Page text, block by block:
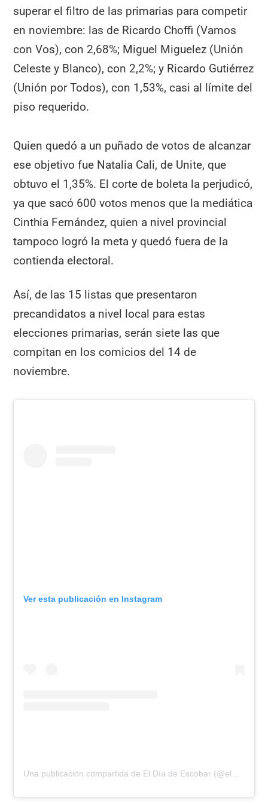
superar el filtro de las primarias para competir
en noviembre: las de Ricardo Choffi (Vamos
con Vos), con 2,68%; Miguel Miguelez (Unión
Celeste y Blanco), con 2,2%; y Ricardo Gutiérrez
(Unión por Todos), con 1,53%, casi al límite del
piso requerido.
Quien quedó a un puñado de votos de alcanzar
ese objetivo fue Natalia Cali, de Unite, que
obtuvo el 1,35%. El corte de boleta la perjudicó,
ya que sacó 600 votos menos que la mediática
Cinthia Fernández, quien a nivel provincial
tampoco logró la meta y quedó fuera de la
contienda electoral.
Así, de las 15 listas que presentaron
precandidatos a nivel local para estas
elecciones primarias, serán siete las que
compitan en los comicios del 14 de
noviembre.
Ver esta publicación en Instagram